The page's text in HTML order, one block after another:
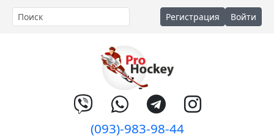
Регистрация Войти
(093)-983-98-44